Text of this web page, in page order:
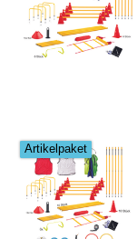
Artikelpaket